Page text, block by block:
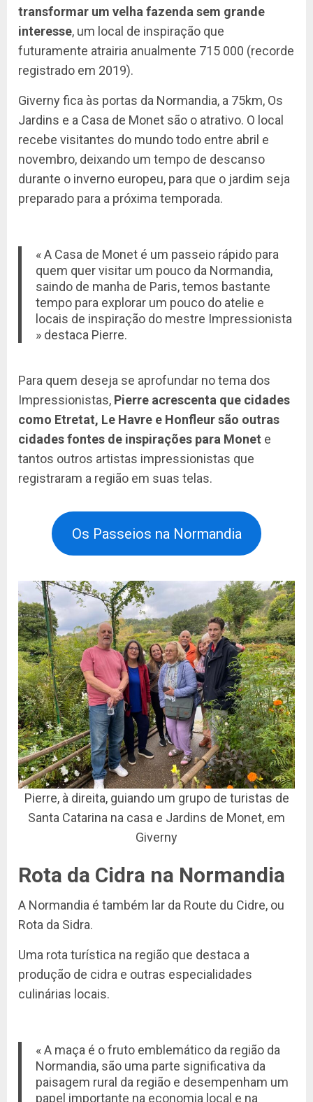
transformar um velha fazenda sem grande
interesse, um local de inspiração que
futuramente atrairia anualmente 715 000 (recorde
registrado em 2019).
Giverny fica às portas da Normandia, a 75km, Os
Jardins e a Casa de Monet são o atrativo. O local
recebe visitantes do mundo todo entre abril e
novembro, deixando um tempo de descanso
durante o inverno europeu, para que o jardim seja
preparado para a próxima temporada.
« A Casa de Monet é um passeio rápido para
quem quer visitar um pouco da Normandia,
saindo de manha de Paris, temos bastante
tempo para explorar um pouco do atelie e
locais de inspiração do mestre Impressionista
» destaca Pierre.
Para quem deseja se aprofundar no tema dos
Impressionistas, Pierre acrescenta que cidades
como Etretat, Le Havre e Honfleur são outras
cidades fontes de inspirações para Monet e
tantos outros artistas impressionistas que
registraram a região em suas telas.
Os Passeios na Normandia
Pierre, à direita, guiando um grupo de turistas de
Santa Catarina na casa e Jardins de Monet, em
Giverny
Rota da Cidra na Normandia
A Normandia é também lar da Route du Cidre, ou
Rota da Sidra.
Uma rota turística na região que destaca a
produção de cidra e outras especialidades
culinárias locais.
« A maça é o fruto emblemático da região da
Normandia, são uma parte significativa da
paisagem rural da região e desempenham um
papel importante na economia local e na